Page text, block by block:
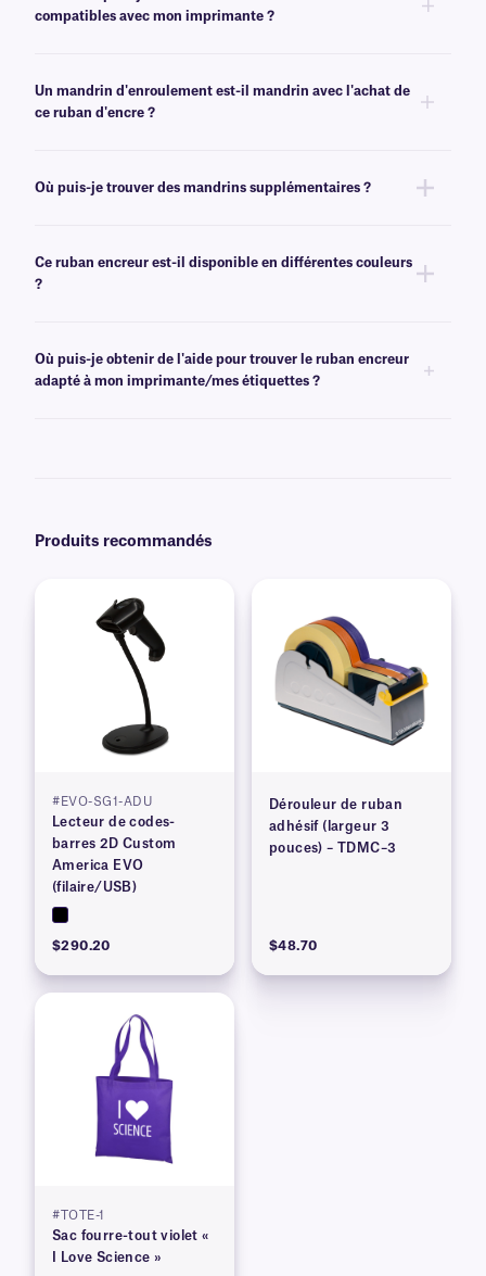
compatibles avec mon imprimante ?
modèle d'imprimante approprié et vérifier la compatibilité du ruban.
Un mandrin d'enroulement est-il mandrin avec l'achat de
ce ruban d'encre ?
cliquezici.
Où puis-je trouver des mandrins supplémentaires ?
Ce ruban encreur est-il disponible en différentes couleurs
?
d'assistance technique.
Où puis-je obtenir de l'aide pour trouver le ruban encreur
adapté à mon imprimante/mes étiquettes ?
Produits recommandés
#EVO-SG1-ADU
Lecteur de codes-
barres 2D Custom
America EVO
(filaire/USB)
$290.20
Dérouleur de ruban
adhésif (largeur 3
pouces) – TDMC–3
$48.70
#TOTE-1
Sac fourre-tout violet «
I Love Science »